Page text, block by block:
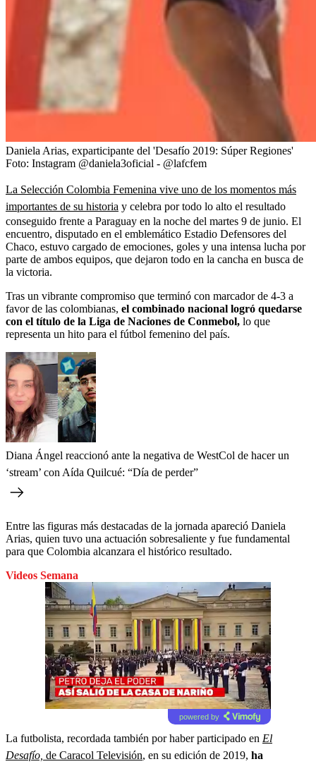
Daniela Arias, exparticipante del 'Desafío 2019: Súper Regiones'
Foto: Instagram @daniela3oficial - @lafcfem
La Selección Colombia Femenina vive uno de los momentos más
importantes de su historia y celebra por todo lo alto el resultado
conseguido frente a Paraguay en la noche del martes 9 de junio. El
encuentro, disputado en el emblemático Estadio Defensores del
Chaco, estuvo cargado de emociones, goles y una intensa lucha por
parte de ambos equipos, que dejaron todo en la cancha en busca de
la victoria.
Tras un vibrante compromiso que terminó con marcador de 4-3 a
favor de las colombianas, el combinado nacional logró quedarse
con el título de la Liga de Naciones de Conmebol, lo que
representa un hito para el fútbol femenino del país.
Diana Ángel reaccionó ante la negativa de WestCol de hacer un
‘stream’ con Aída Quilcué: “Día de perder”
Entre las figuras más destacadas de la jornada apareció Daniela
Arias, quien tuvo una actuación sobresaliente y fue fundamental
para que Colombia alcanzara el histórico resultado.
Videos Semana
powered by
La futbolista, recordada también por haber participado en El
Desafío, de Caracol Televisión, en su edición de 2019, ha